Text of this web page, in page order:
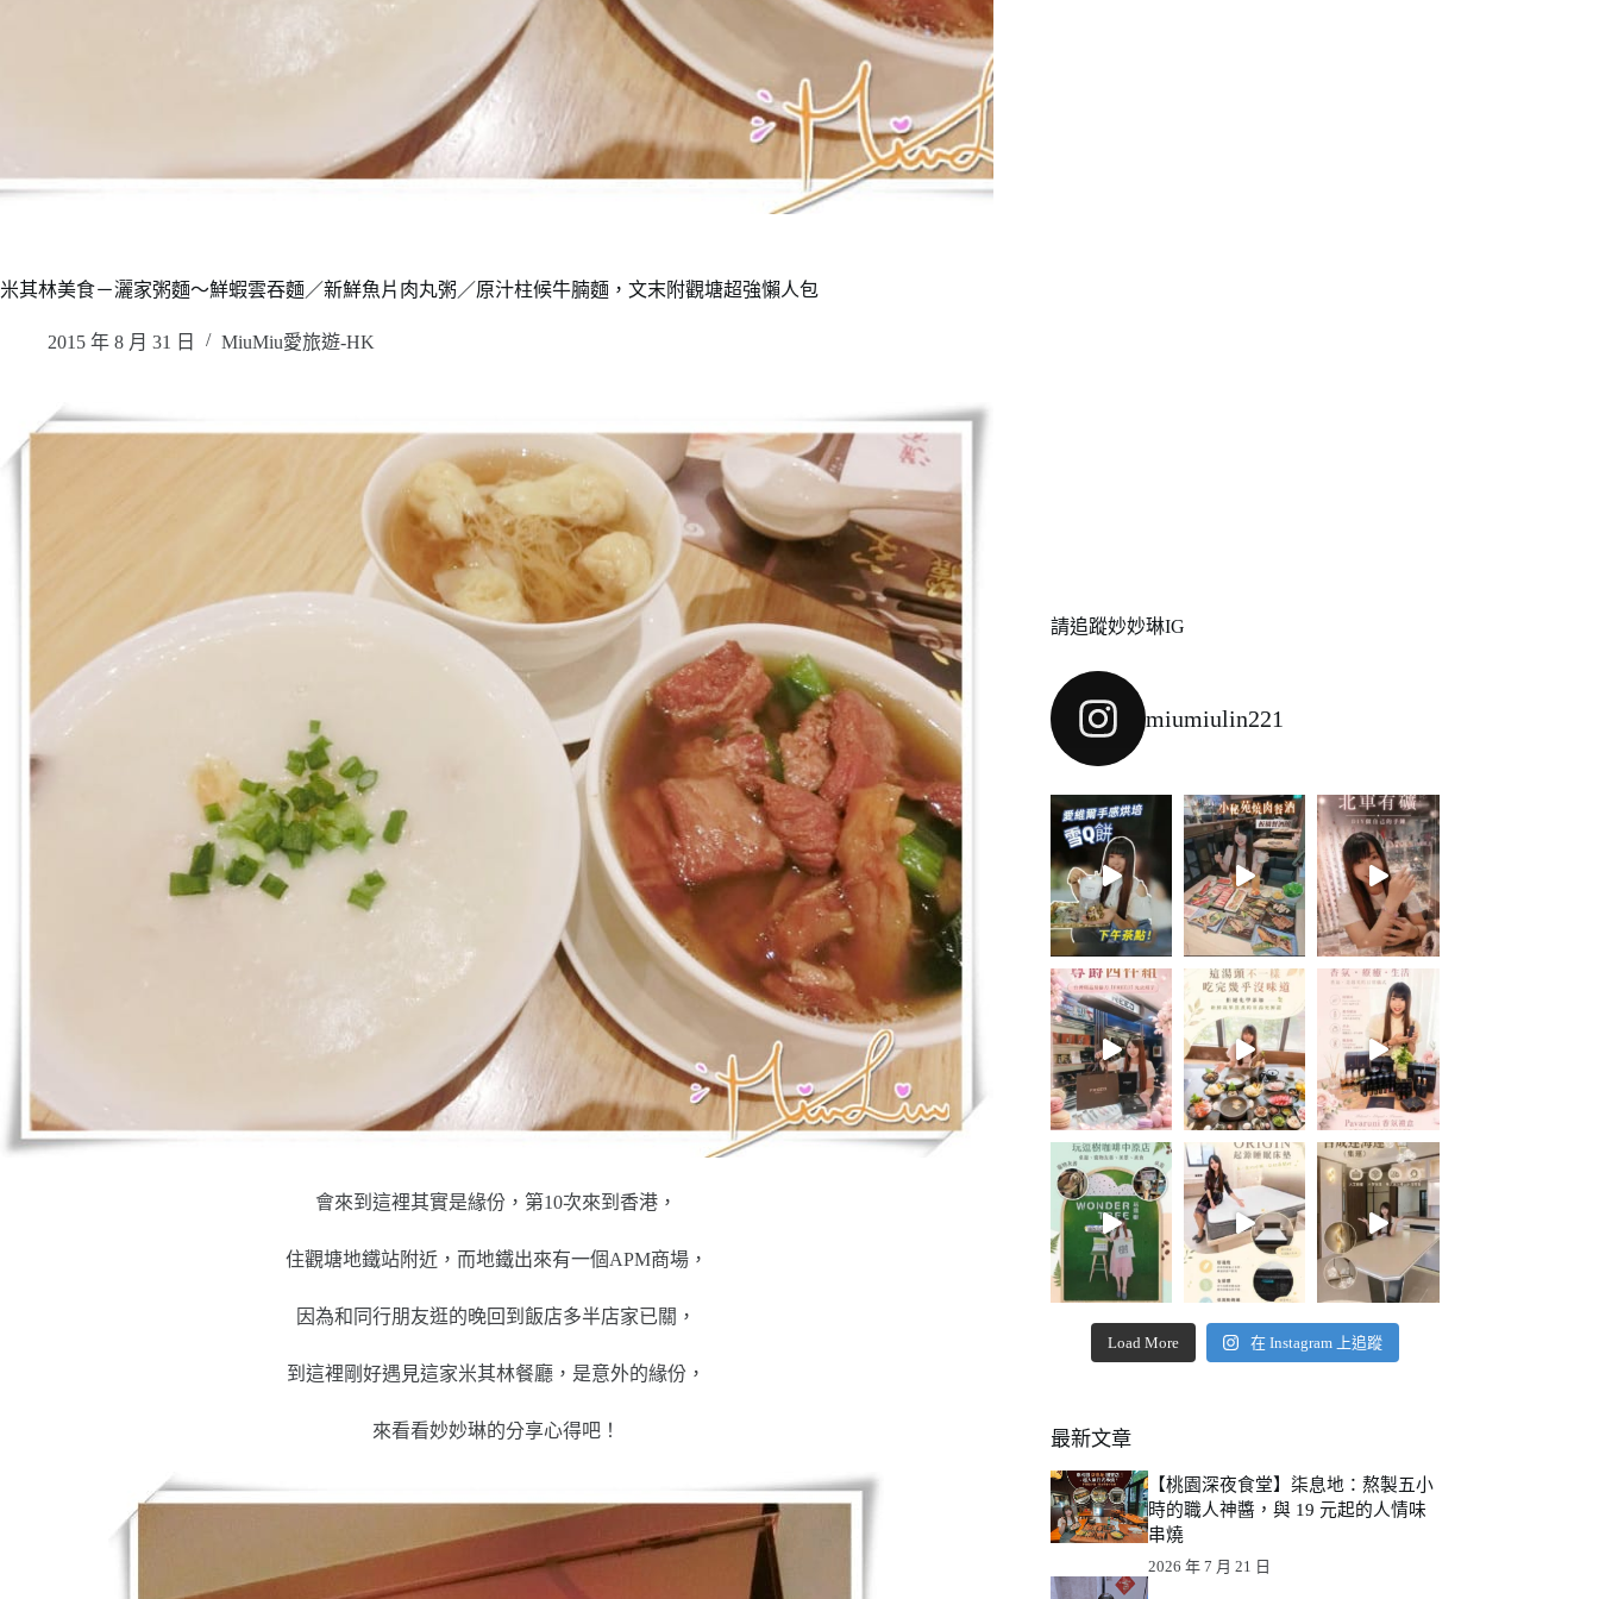
米其林美食－灑家粥麵～鮮蝦雲吞麵／新鮮魚片肉丸粥／原汁柱候牛腩麵，文末附觀塘超強懶人包
2015 年 8 月 31 日 MiuMiu愛旅遊-HK
會來到這裡其實是緣份，第10次來到香港，
住觀塘地鐵站附近，而地鐵出來有一個APM商場，
因為和同行朋友逛的晚回到飯店多半店家已關，
到這裡剛好遇見這家米其林餐廳，是意外的緣份，
來看看妙妙琳的分享心得吧！
請追蹤妙妙琳IG
miumiulin221
Load More 在 Instagram 上追蹤
最新文章
【桃園深夜食堂】柒息地：熬製五小
時的職人神醬，與 19 元起的人情味
串燒
2026 年 7 月 21 日